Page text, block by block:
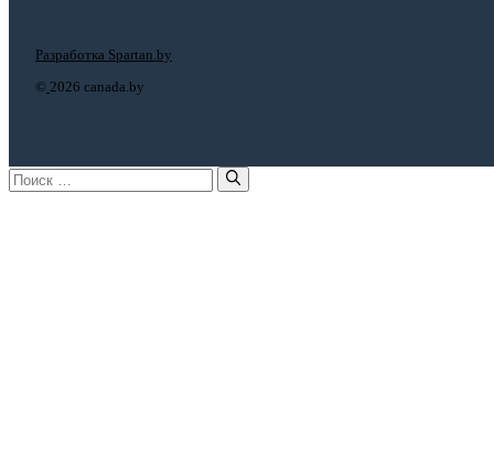
© 2026 canada.by
Разработка Spartan.by
Поиск: